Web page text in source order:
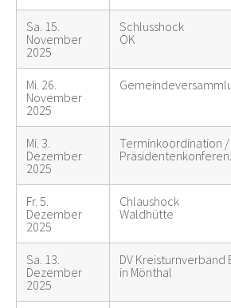
Sa. 15.
November
2025
Schlusshock
OK
Mi. 26.
November
2025
Mi. 3.
Dezember
2025
Terminkoordination /
Fr. 5.
Dezember
2025
Chlaushock
Waldhütte
Sa. 13.
Dezember
2025
DV Kreisturnverband
in Mönthal